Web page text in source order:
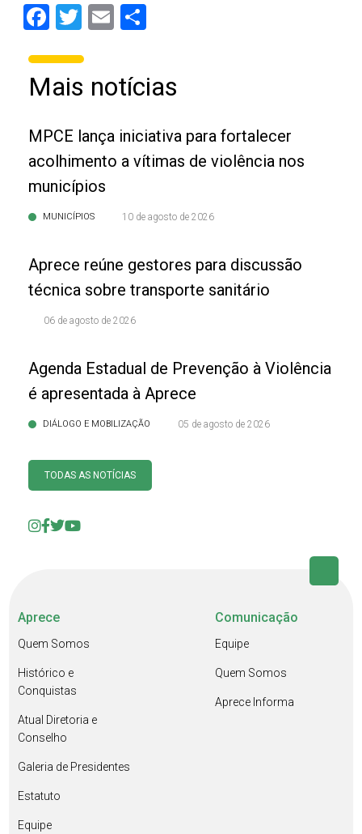
Facebook
Twitter
Email
Mais notícias
MPCE lança iniciativa para fortalecer
acolhimento a vítimas de violência nos
municípios
MUNICÍPIOS 10 de agosto de 2026
Aprece reúne gestores para discussão
técnica sobre transporte sanitário
06 de agosto de 2026
Agenda Estadual de Prevenção à Violência
é apresentada à Aprece
DIÁLOGO E MOBILIZAÇÃO 05 de agosto de 2026
TODAS AS NOTÍCIAS
Aprece
Quem Somos
Histórico e
Conquistas
Atual Diretoria e
Conselho
Galeria de Presidentes
Estatuto
Equipe
Comunicação
Equipe
Quem Somos
Aprece Informa